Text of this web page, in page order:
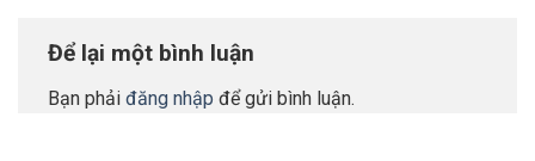
Để lại một bình luận
Bạn phải đăng nhập để gửi bình luận.